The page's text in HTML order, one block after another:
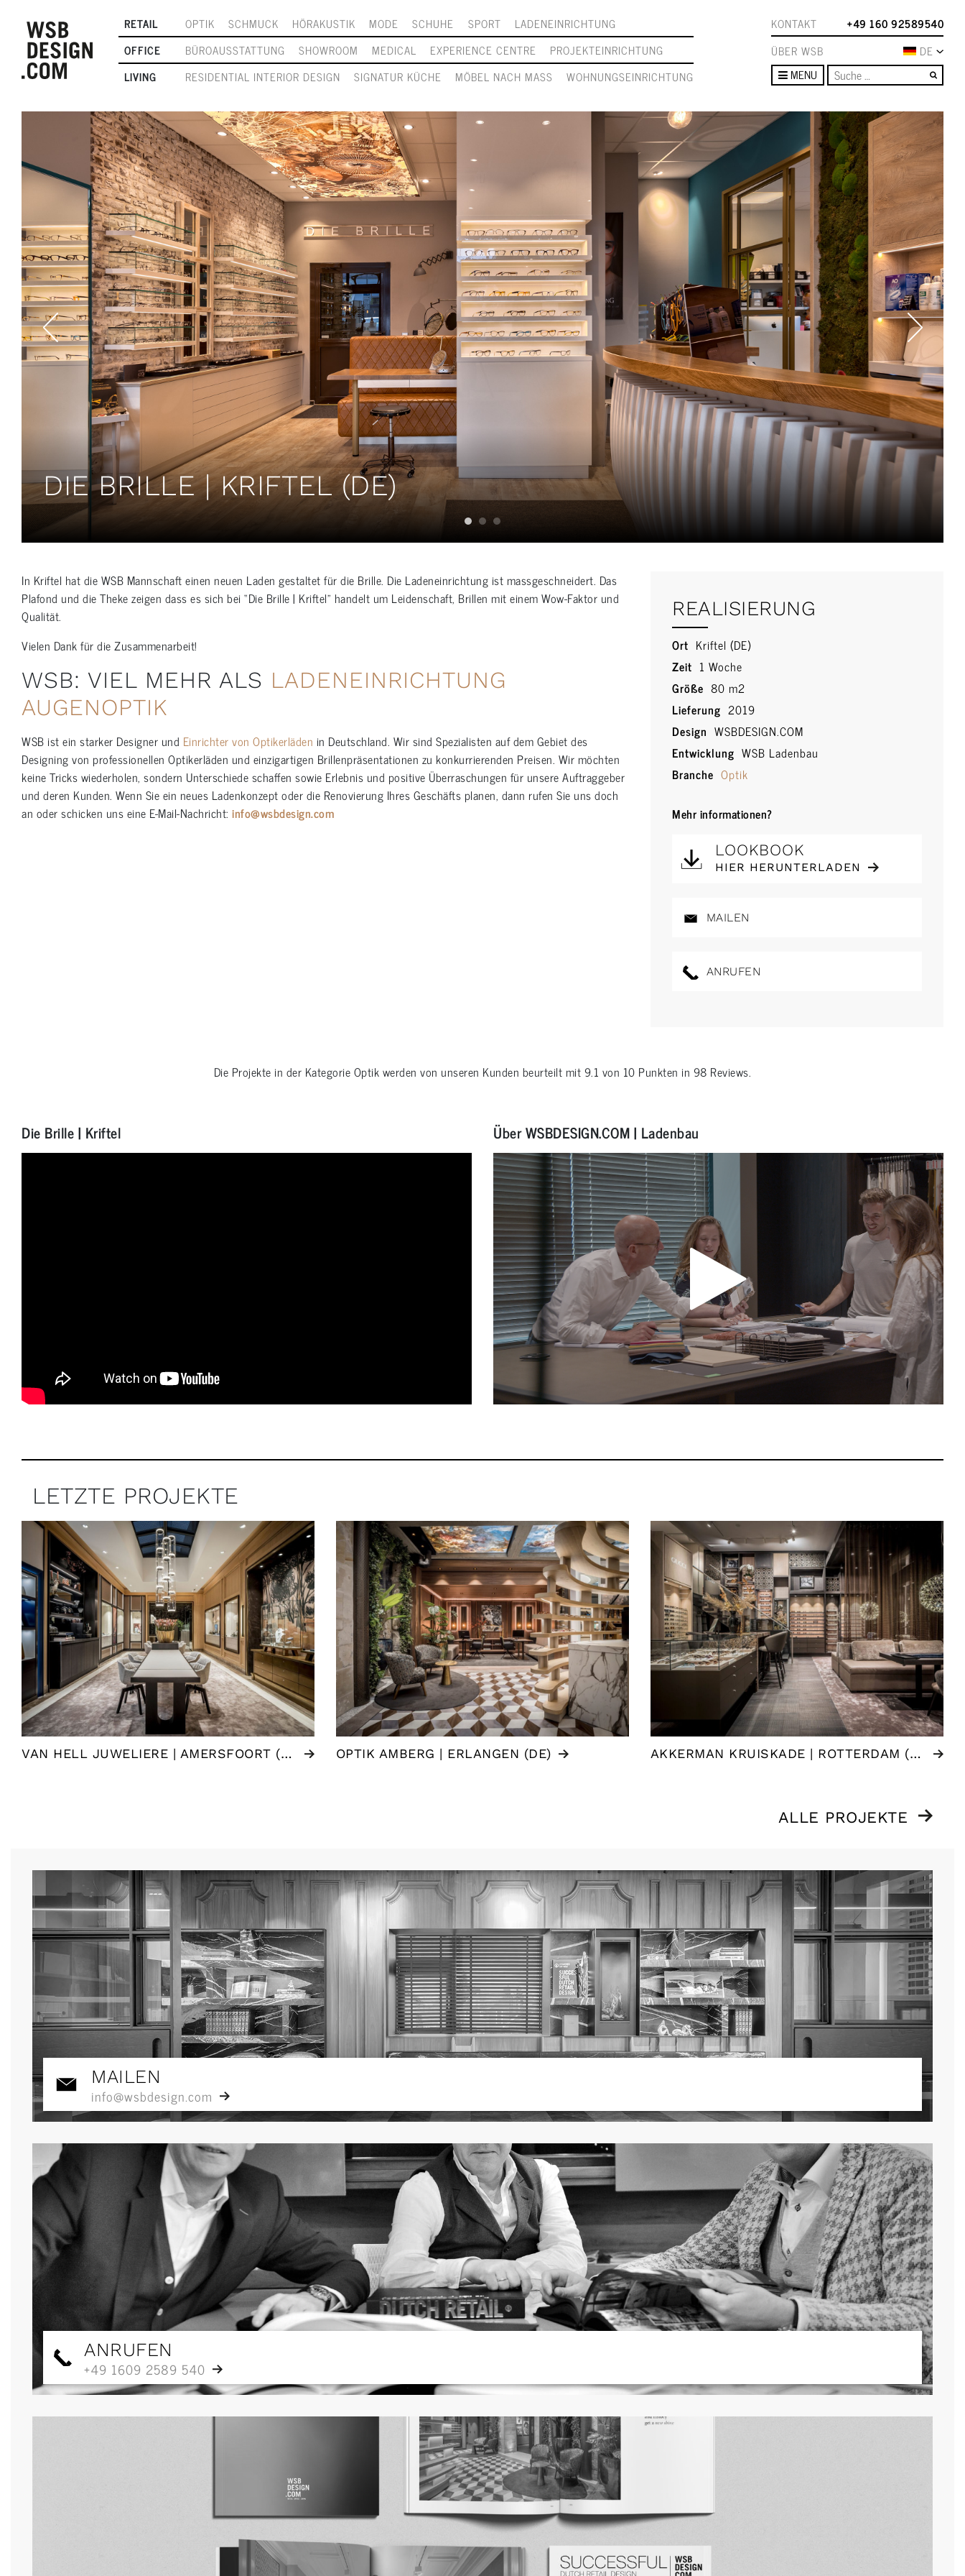
RETAIL OPTIK SCHMUCK HÖRAKUSTIK MODE SCHUHE SPORT
LADENEINRICHTUNG
OFFICE
BÜROAUSSTATTUNG SHOWROOM MEDICAL EXPERIENCE CENTRE
PROJEKTEINRICHTUNG
LIVING
RESIDENTIAL INTERIOR DESIGN SIGNATUR KÜCHE MÖBEL NACH MASS WOHNUNGSEINRICHTUNG
KONTAKT
+49 160 92589540
ÜBER WSB
DE
MENU
DIE BRILLE | KRIFTEL (DE)
In Kriftel hat die WSB Mannschaft einen neuen Laden gestaltet für die Brille. Die Ladeneinrichtung ist massgeschneidert. Das
Plafond und die Theke zeigen dass es sich bei “Die Brille | Kriftel” handelt um Leidenschaft, Brillen mit einem Wow-Faktor und
Qualität.
Vielen Dank für die Zusammenarbeit!
WSB: VIEL MEHR ALS LADENEINRICHTUNG
AUGENOPTIK
WSB ist ein starker Designer und Einrichter von Optikerläden in Deutschland. Wir sind Spezialisten auf dem Gebiet des
Designing von professionellen Optikerläden und einzigartigen Brillenpräsentationen zu konkurrierenden Preisen. Wir möchten
keine Tricks wiederholen, sondern Unterschiede schaffen sowie Erlebnis und positive Überraschungen für unsere Auftraggeber
und deren Kunden. Wenn Sie ein neues Ladenkonzept oder die Renovierung Ihres Geschäfts planen, dann rufen Sie uns doch
an oder schicken uns eine E-Mail-Nachricht: info@wsbdesign.com
REALISIERUNG
Ort Kriftel (DE)
Zeit 1 Woche
Größe 80 m2
Lieferung 2019
Design WSBDESIGN.COM
Entwicklung WSB Ladenbau
Branche Optik
Mehr informationen?
LOOKBOOK
HIER HERUNTERLADEN
MAILEN
ANRUFEN
Die Projekte in der KategorieOptikwerden von unseren Kunden beurteilt mit9.1 von 10 Punkten in 98 Reviews.
Die Brille | Kriftel Über WSBDESIGN.COM | Ladenbau
LETZTE PROJEKTE
VAN HELL JUWELIERE | AMERSFOORT (NL) OPTIK AMBERG | ERLANGEN (DE) AKKERMAN KRUISKADE | ROTTERDAM (NL)
ALLE PROJEKTE
MAILEN
info@wsbdesign.com
ANRUFEN
+49 1609 2589 540